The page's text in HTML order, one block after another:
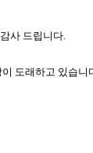
사 드립니다.
도래하고 있습니